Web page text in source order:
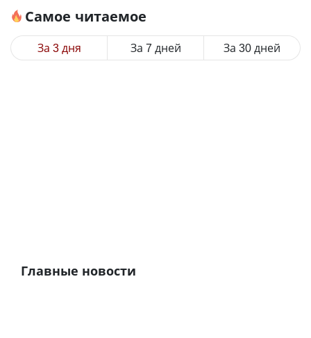
Самое читаемое
За 3 дня За 7 дней За 30 дней
Главные новости